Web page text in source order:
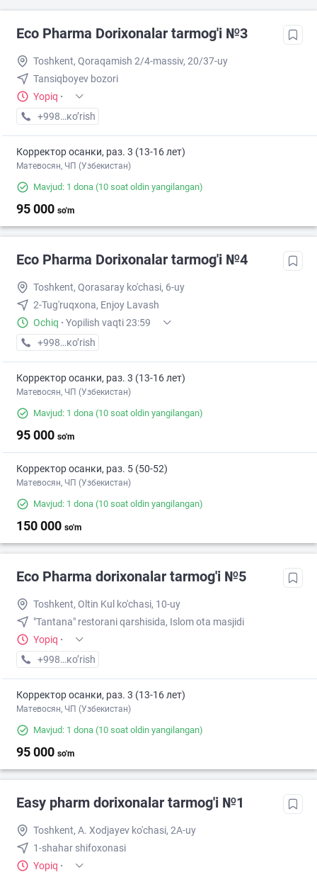
Eco Pharma Dorixonalar tarmog'i №3
Toshkent, Qoraqamish 2/4-massiv, 20/37-uy
Tansiqboyev bozori
Yopiq ·
+998 (99) XXX-XX-XX
кo’rish
Корректор осанки, раз. 3 (13-16 лет)
Матевосян, ЧП (Узбекистан)
Mavjud: 1 dona (10 soat oldin yangilangan)
95 000 so'm
Eco Pharma Dorixonalar tarmog'i №4
Toshkent, Qorasaray ko'chasi, 6-uy
2-Tug'ruqxona, Enjoy Lavash
Ochiq · Yopilish vaqti 23:59
+998 (55) XXX-XX-XX
кo’rish
Корректор осанки, раз. 3 (13-16 лет)
Матевосян, ЧП (Узбекистан)
Mavjud: 1 dona (10 soat oldin yangilangan)
95 000 so'm
Корректор осанки, раз. 5 (50-52)
Матевосян, ЧП (Узбекистан)
Mavjud: 1 dona (10 soat oldin yangilangan)
150 000 so'm
Eco Pharma dorixonalar tarmog'i №5
Toshkent, Oltin Kul ko'chasi, 10-uy
"Tantana" restorani qarshisida, Islom ota masjidi
Yopiq ·
+998 (55) XXX-XX-XX
кo’rish
Корректор осанки, раз. 3 (13-16 лет)
Матевосян, ЧП (Узбекистан)
Mavjud: 1 dona (10 soat oldin yangilangan)
95 000 so'm
Easy pharm dorixonalar tarmog'i №1
Toshkent, A. Xodjayev ko'chasi, 2A-uy
1-shahar shifoxonasi
Yopiq ·